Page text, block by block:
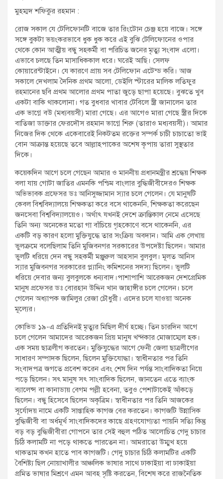
t
মুহম্মদ শফিকুর রহমান :
রোজ সকাল যে টেলিফোনটি বাজে তার রিংটোন চেঞ্জ হয়ে বাজে। সঙ্গে
সঙ্গে বুকটা ভয়ংকরভাবে ধুক ধুক করে এই বুঝি টেলিফোনের ওপার
থেকে কোন আত্মীয় বন্ধু সহকর্মী বা পরিচিত জনের মৃত্যু সংবাদ এলো।
এভাবে চলছে তিন মাসাধিককাল ধরে। ঘরেই আছি। সেলফ
কোয়ারেন্টাইনে। যে কারণে প্রায় সব টেলিফোন এটেন্ড করি। আজ
সকালে দেখলাম দৈনিক প্রথম আলো, ডেইলি স্টারের মালিক লতিফুর
রহমানের ছবি প্রথম আলোর প্রথম পাতা জুড়ে ছাপা হয়েছে। বুঝতে খুব
একটা বাকি থাকলোনা। গত বুধবার খাবার টেবিলে স্ত্রী জানালেন তার
এক ভাগ্নে বউ (মধ্যবয়সী) মারা গেছে। এর আগেও মারা গেছে স্ত্রীর দিকে
বাতিজা ডাক্তার ফেরদৌস রহমান ভাগ্নে শিরু (তারাও মধ্যবয়সী)। আমার
নিজের দিক থেকে একেবারেই নিকটতম রক্তের সম্পর্ক চাচী চাচাতো ভাই
বোন আক্রান্ত হয়েছে তবে আল্লাহপাকের অশেষ কৃপায় তারা সুস্থতার
দিকে।
কয়েকদিন আগে চলে গেছেন আমার ও মাননীয় প্রধানমন্ত্রীর শ্রদ্ধেয় শিক্ষক
বলা যায় গোটা জাতির এমনকি পশ্চিম বাংলার বুদ্ধিজীবীদেরও শিক্ষক
অভিভাবক প্রফেসর ডঃ আনিসুজ্জামান স্যার চলে গেলেন। যে মানুষটি
কেবল বিশ্ববিদ্যালয়ে শিক্ষকতা করে বসে থাকেননি, শিক্ষকতা করেছেন
জনসেবা বিশ্ববিদ্যালয়েও। অর্থাৎ যখনই দেশে ক্রান্তিকাল নেমে এসেছে
তিনি অন্য অনেকের মতো গা বাঁচিয়ে গৃহকোণে বসে থাকেননি, এর
একটি বড় কারণ হলো মুক্তিযুদ্ধে তার সংক্রিয় অবদান। আমি এক লেখায়
ভুলক্রমে বলেছিলাম তিনি মুজিবনগর সরকারের উপদেষ্টা ছিলেন। আমার
ভুলটি ধরিয়ে দেন বন্ধু সহকর্মী মঞ্জুরুল আহসান বুলবুল। মূলত আনিস
স্যার মুজিবনগর সরকারের প্ল্যানিং কমিশনের সদস্য ছিলেন। ভুলটি
ধরিয়ে দেবার জন্য বুলবুলকে ধন্যবাদ।পাশাপাশি আরেকজন দেশপ্রেমিক
মানুষ প্রফেসর ডঃ বোরহান উদ্দিন খান জাহাঙ্গীর চলে গেলেন। চলে
গেলেন অধ্যাপক জামিলুর রেজা চৌধুরী। এদের চলে যাওয়া অনেক
মূল্যের।
কোভিড ১৯-এ প্রতিদিনই মৃত্যুর মিছিল দীর্ঘ হচ্ছে। তিন চারদিন আগে
চলে গেলেন আমাদের আরেকজন প্রিয় মানুষ খন্দকার মোজাম্মেল হক।
এক সময় ছাত্রলীগ করতেন। মুক্তিযুদ্ধের আগে ফেনী জেলা ছাত্রলীগের
সাধারণ সম্পাদক ছিলেন, ছিলেন মুক্তিযোদ্ধা। স্বাধীনতার পর তিনি
সংবাদপত্র জগতে প্রবেশ করেন এবং শেষ দিন পর্যন্ত সাংবাদিকতা নিয়ে
পড়ে ছিলেন। সৎ মানুষ সৎ সাংবাদিক ছিলেন, জানতেন এতে ব্যাংক
ব্যালেন্স বা কানাডায় বেগম পল্লী হবেনা, তবুও পেশাটাকেই আঁকড়ে
ছিলেন। বন্ধু হিসেবে ছিলেন অকৃত্রিম। স্বাধীনতার পর তিনি আজকের
সূর্যোদয় নামে একটি সাপ্তাহিক কাগজ বের করতেন। কাগজটি উন্নাসিক
বুদ্ধিজীবী বা অর্ধমূর্খ সাংবাদিকদের কাছে গ্রহণযোগ্যতা পায়নি সত্যি কিন্তু
বড় বড় বুদ্ধিজীবীরা গোপনে তার সেই বহুল পঠিত আলোচিত গেদু চাচার
চিঠি কলামটি না পড়ে থাকতে পারতেন না। আমরাতো উম্মুখ হয়ে
থাকতাম কখন হাতে পাব কাগজটি। গেদু চাচার চিঠি কলামটির একটি
বৈশিষ্ট্য ছিল নোয়াখালীর আঞ্চলিক ভাষার সাথে ঢাকাইয়া বা ঢাকাইয়া
প্রমিত ভাষার মিশ্রণে এমন আবহ সৃষ্টি করতেন, বিশেষ করে রাজনৈতিক